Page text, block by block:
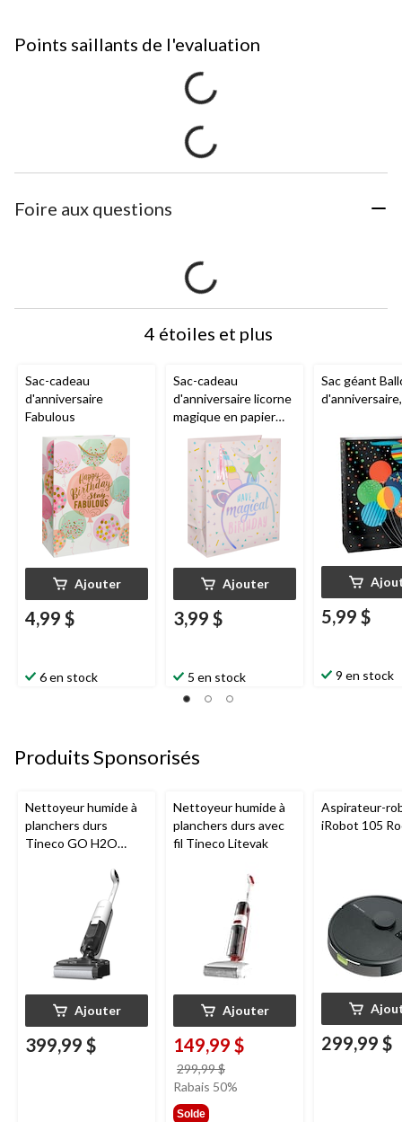
Points saillants de l'evaluation
Foire aux questions
4 étoiles et plus
Sac-cadeau
d'anniversaire
Fabulous
Ajouter
4,99 $
6 en stock
Sac-cadeau
d'anniversaire licorne
magique en papier
glacé, moyen
Ajouter
3,99 $
5 en stock
Sac géant
5,99 $
9 en stock
Produits Sponsorisés
Nettoyeur humide à
planchers durs
Tineco GO H2O
Ajouter
399,99 $
Nettoyeur humide à
planchers durs avec
fil Tineco Litevak
Ajouter
149,99 $
299,99 $
était
Rabais 50%
Solde
Aspirateur-
iRobot 105
299,99 $